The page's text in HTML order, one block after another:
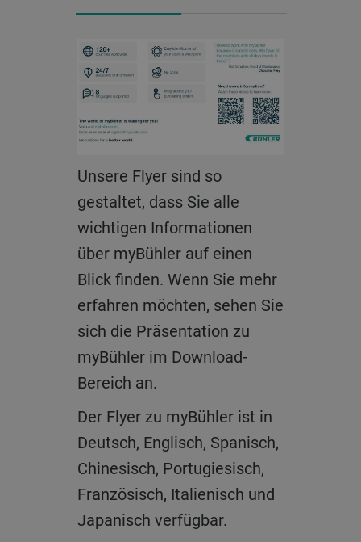
Unsere Flyer sind so
gestaltet, dass Sie alle
wichtigen Informationen
über myBühler auf einen
Blick finden. Wenn Sie mehr
erfahren möchten, sehen Sie
sich die Präsentation zu
myBühler im Download-
Bereich an.
Der Flyer zu myBühler ist in
Deutsch, Englisch, Spanisch,
Chinesisch, Portugiesisch,
Französisch, Italienisch und
Japanisch verfügbar.
Laden Sie die Folien unserer
ausführlichen Präsentation
herunter und erfahren Sie,
worum es bei myBühler
geht.
Die Präsentation ist in acht
verschiedenen Sprachen
verfügbar.
Englisch